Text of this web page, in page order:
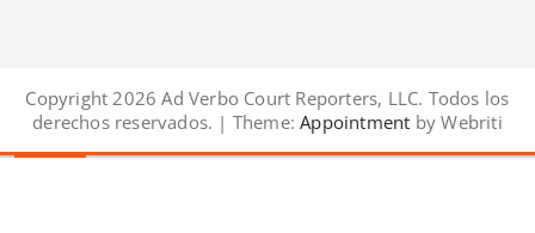
Copyright 2026 Ad Verbo Court Reporters, LLC. Todos los
derechos reservados. | Theme: Appointment by Webriti